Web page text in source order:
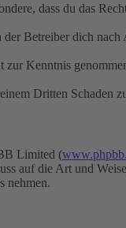
dass du das
Betreiber dich
Kenntnis
Dritten Schaden
Limited (
auf die Art und
nehmen.